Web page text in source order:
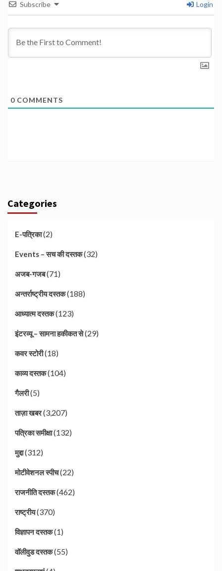
Subscribe Login
0 COMMENTS
Categories
E-पत्रिका(2)
Events – सच की दस्तक(32)
अजब-गजब(71)
अन्तर्राष्ट्रीय दस्तक(188)
आध्यात्म दस्तक(123)
इंटरव्यू – सामना हकीकत से(29)
कवर स्टोरी(18)
काव्य दस्तक(104)
गैलरी(5)
ताज़ा खबर(3,207)
पत्रिका समीक्षा(132)
मुद्दा(312)
मोटीवेशनल स्पीच(22)
राजनीति दस्तक(462)
राष्ट्रीय(370)
विज्ञापन दस्तक(1)
वॉलीवुड दस्तक(55)